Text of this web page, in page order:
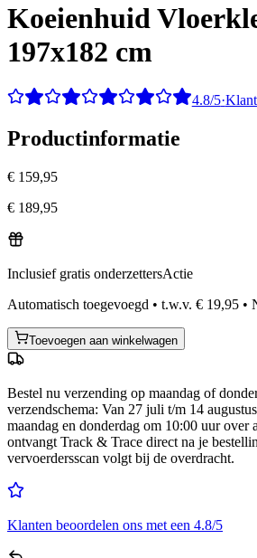
Koeienhuid
197x182 cm
4.8/5·
Productinformatie
€ 159,95
€ 189,95
Inclusief gratis onderzettersActie
Automatisch toegevoegd • t.w.v. € 19,95 •
Toevoegen aan winkelwagen
Bestel nu verzending op maandag of
verzendschema: Van 27 juli t/m 14
maandag en donderdag om 10:00 uur over
ontvangt Track & Trace direct na je
vervoerdersscan volgt bij de overdracht.
Klanten beoordelen ons met een 4.8/5